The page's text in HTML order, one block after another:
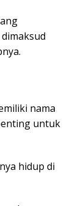
nama
untuk
hidup di